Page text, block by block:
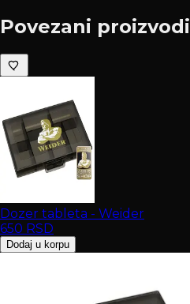
Povezani proizvodi
Dozer tableta - Weider
650 RSD
Dodaj u korpu